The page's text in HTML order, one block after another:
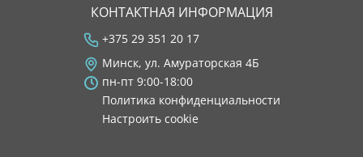
КОНТАКТНАЯ ИНФОРМАЦИЯ
+375 29 351 20 17
Минск, ул. Амураторская 4Б
пн-пт 9:00-18:00
Политика конфиденциальности
Настроить cookie